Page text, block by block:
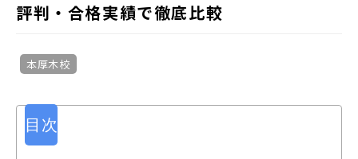
評判・合格実績で徹底比較
本厚木校
目次